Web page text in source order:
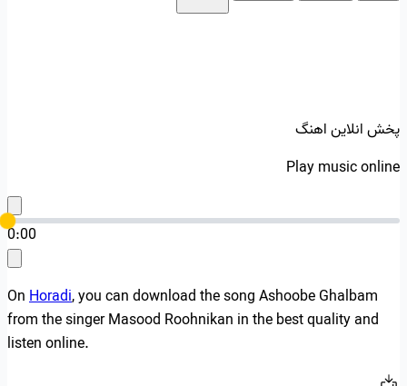
پخش انلاین اهنگ
Play music online
0:00
OnHoradi, you can download the song Ashoobe Ghalbam
from the singer Masood Roohnikan in the best quality and
listen online.